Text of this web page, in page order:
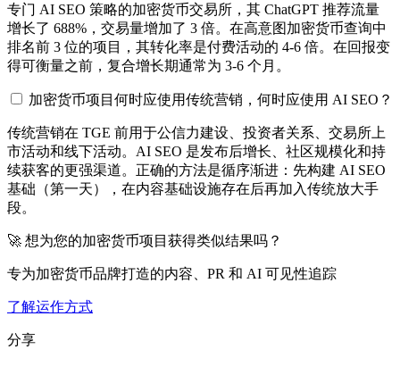
专门 AI SEO 策略的加密货币交易所，其 ChatGPT 推荐流量
增长了 688%，交易量增加了 3 倍。在高意图加密货币查询中
排名前 3 位的项目，其转化率是付费活动的 4-6 倍。在回报变
得可衡量之前，复合增长期通常为 3-6 个月。
加密货币项目何时应使用传统营销，何时应使用 AI SEO？
传统营销在 TGE 前用于公信力建设、投资者关系、交易所上
市活动和线下活动。AI SEO 是发布后增长、社区规模化和持
续获客的更强渠道。正确的方法是循序渐进：先构建 AI SEO
基础（第一天），在内容基础设施存在后再加入传统放大手
段。
🚀 想为您的加密货币项目获得类似结果吗？
专为加密货币品牌打造的内容、PR 和 AI 可见性追踪
了解运作方式
分享